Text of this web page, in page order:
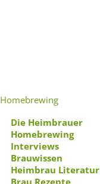
Homebrewing
Die Heimbrauer
Homebrewing
Interviews
Brauwissen
Heimbrau Literatur
Brau Rezepte